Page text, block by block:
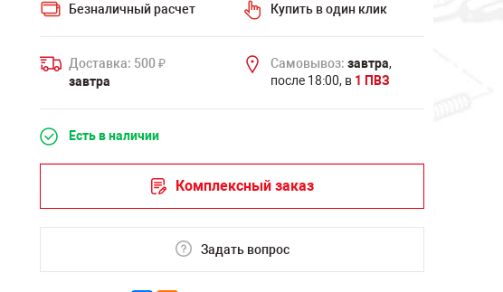
Безналичный расчет Купить в один клик
Доставка: 500 ₽
завтра
Самовывоз: завтра,
после 18:00, в 1 ПВЗ
Есть в наличии
Комплексный заказ
Задать вопрос